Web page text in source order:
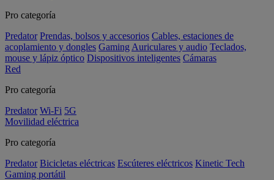
Pro categoría
Predator Prendas, bolsos y accesorios Cables, estaciones de
acoplamiento y dongles Gaming Auriculares y audio Teclados,
mouse y lápiz óptico Dispositivos inteligentes Cámaras
Red
Pro categoría
Predator Wi-Fi 5G
Movilidad eléctrica
Pro categoría
Predator Bicicletas eléctricas Escúteres eléctricos Kinetic Tech
Gaming portátil